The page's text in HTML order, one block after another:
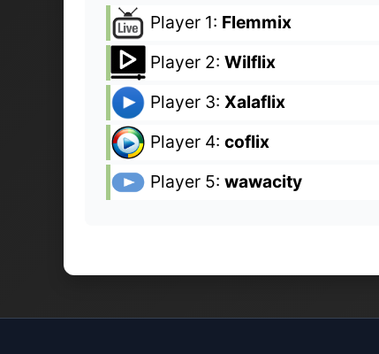
Player 1: Flemmix
Player 2: Wilflix
Player 3: Xalaflix
Player 4: coflix
Player 5: wawacity